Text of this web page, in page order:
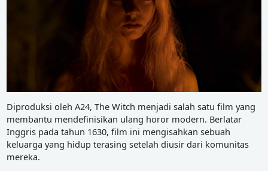
Diproduksi oleh A24, The Witch menjadi salah satu film yang
membantu mendefinisikan ulang horor modern. Berlatar
Inggris pada tahun 1630, film ini mengisahkan sebuah
keluarga yang hidup terasing setelah diusir dari komunitas
mereka.